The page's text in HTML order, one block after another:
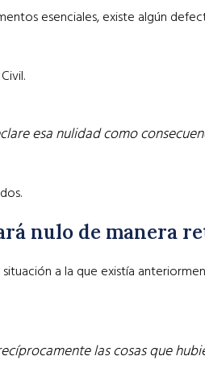
esenciales, existe algún
esa nulidad como
nulo de manera
a la que existía
las cosas que